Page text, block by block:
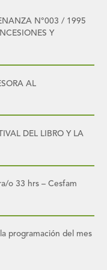
N°003 / 1995
Y
AL
DEL LIBRO Y LA
o 33 hrs – Cesfam
programación del mes